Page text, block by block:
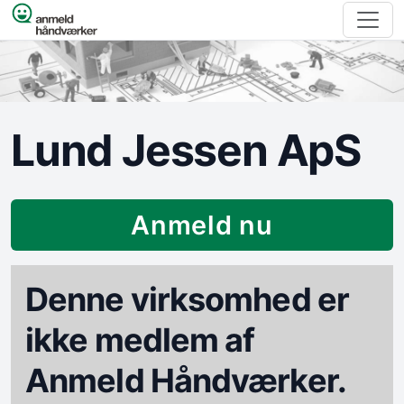
Spring til indhold
Lund Jessen ApS
Anmeld nu
Denne virksomhed er
ikke medlem af
Anmeld Håndværker.